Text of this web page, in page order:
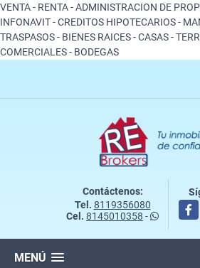
VENTA - RENTA - ADMINISTRACION DE
INFONAVIT - CREDITOS HIPOTECARIOS -
TRASPASOS - BIENES RAICES - CASAS -
COMERCIALES - BODEGAS
Contáctenos:
Tel. 8119356080
Cel. 8145010358 -
MENÚ